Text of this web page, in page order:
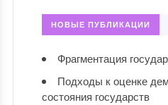
НОВЫЕ ПУБЛИКАЦИИ
Фрагментация
Подходы к оценке
состояния государств